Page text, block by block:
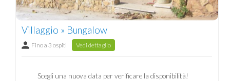
Villaggio » Bungalow
Fino a 3 ospiti Vedi dettaglio
Scegli una nuova data per verificare la disponibilità!